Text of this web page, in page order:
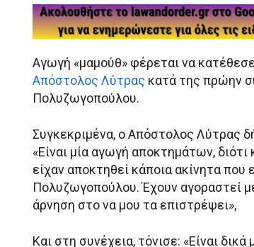
Αγωγή «μαμούθ» φέρεται να
Απόστολος Λύτρας κατά της πρώην
Πολυζωγοπούλου.
Συγκεκριμένα, o Απόστολος Λύτρας
«Είναι μία αγωγή αποκτημάτων,
είχαν αποκτηθεί κάποια ακίνητα που
Πολυζωγοπούλου. Έχουν αγοραστεί
άρνηση στο να μου τα επιστρέψει»,
Και στη συνέχεια, τόνισε: «Είναι